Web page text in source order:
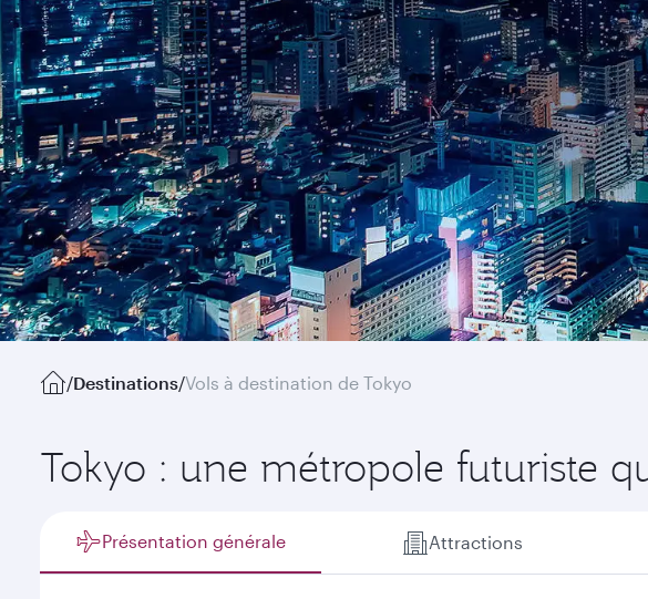
/Destinations/Vols à destination de Tokyo
Tokyo : une métropole futuriste
Présentation générale Attractions